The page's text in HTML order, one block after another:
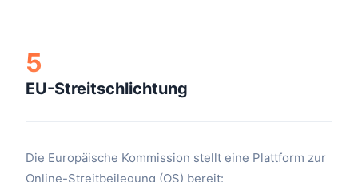
5
EU-Streitschlichtung
Die Europäische Kommission stellt eine Plattform zur
Online-Streitbeilegung (OS) bereit: